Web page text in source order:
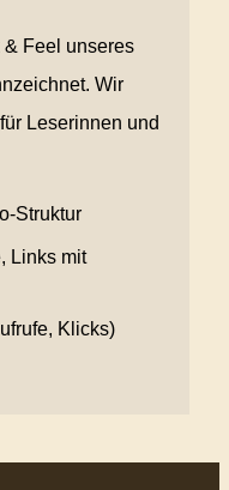
Feel unseres
Wir
Leserinnen und
Struktur
Links mit
Klicks)